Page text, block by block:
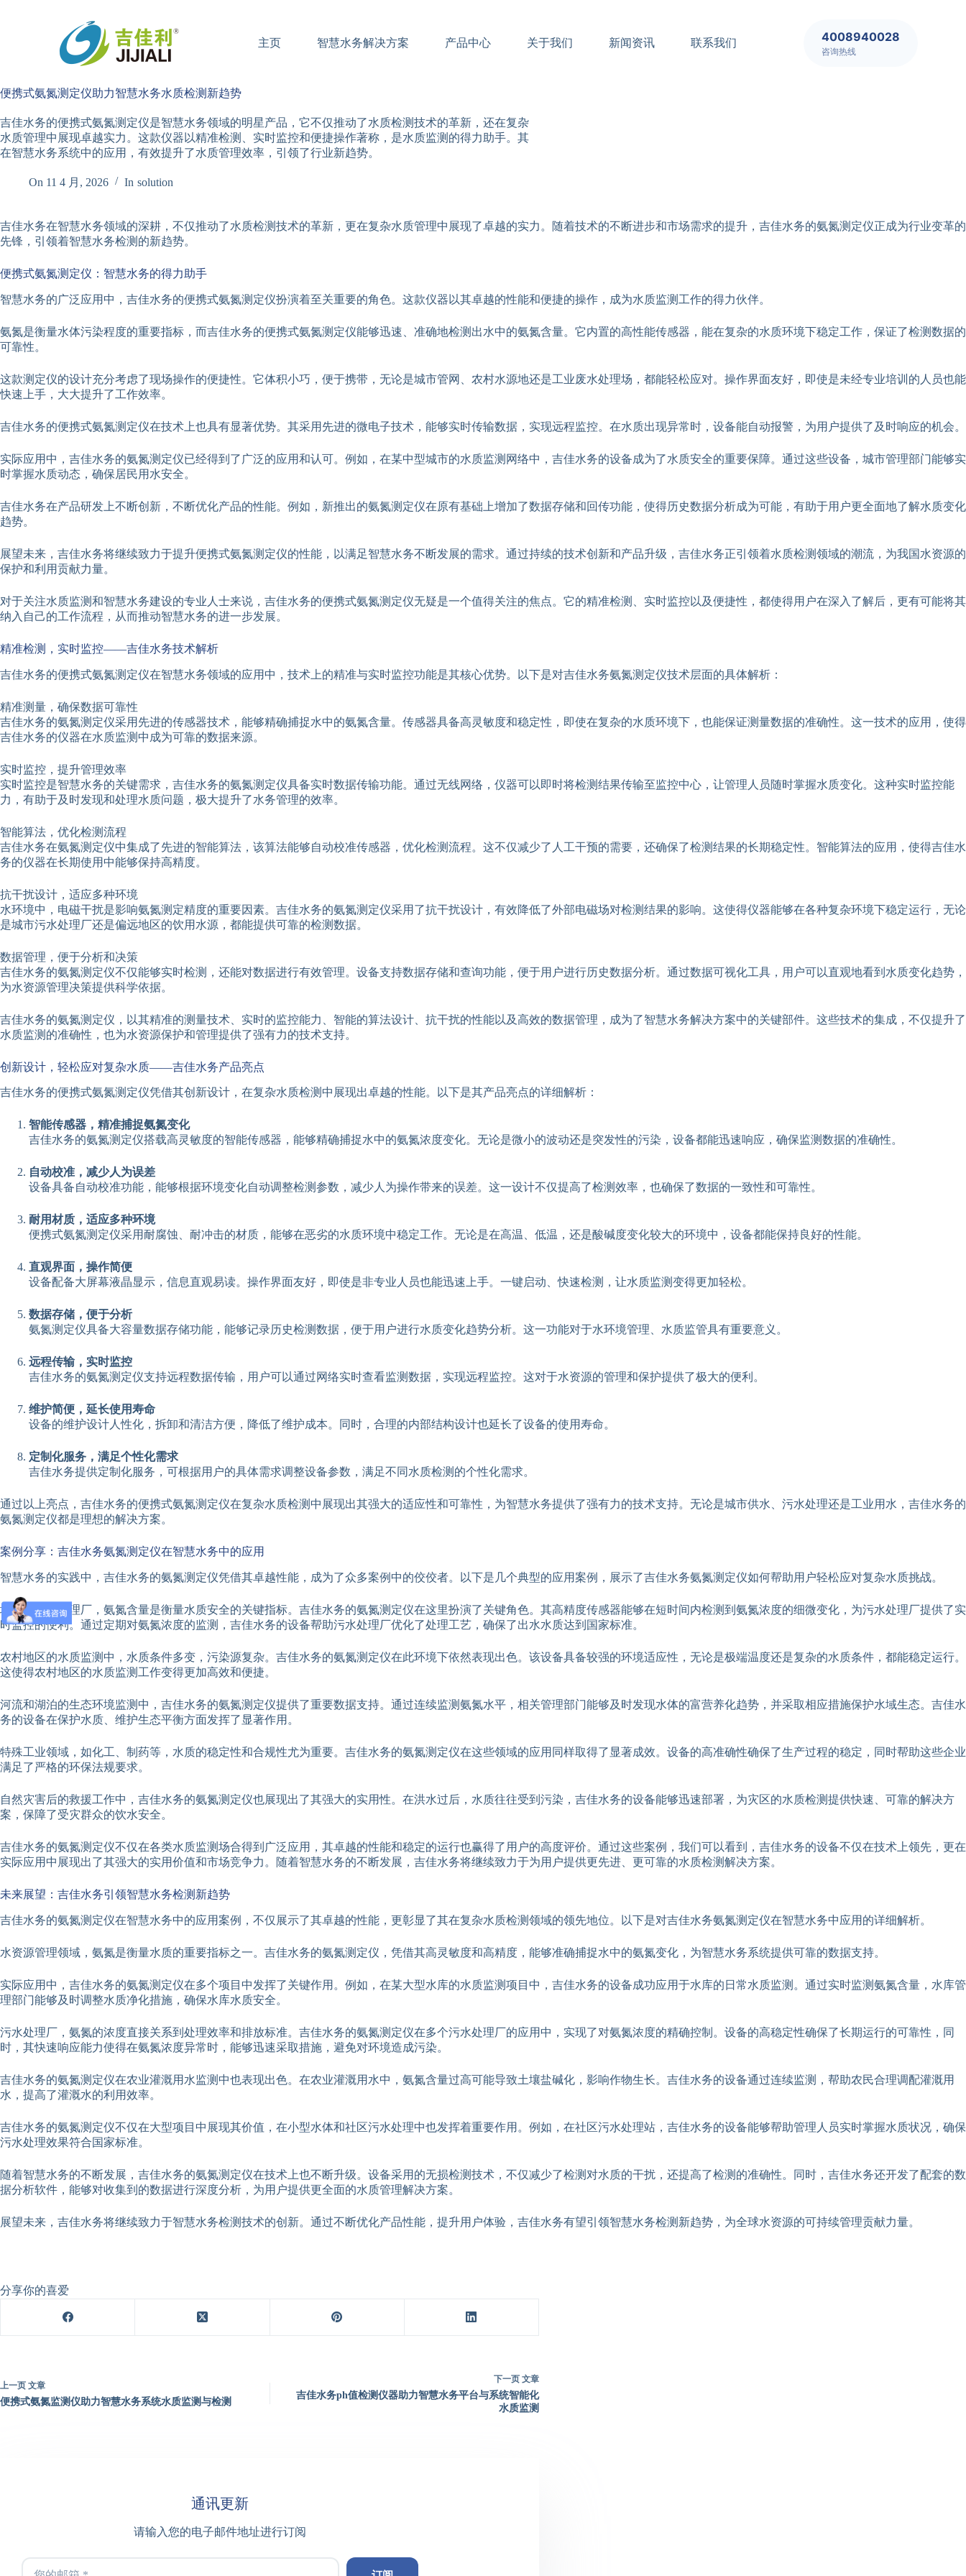
主页 智慧水务解决方案 产品中心 关于我们 新闻资讯 联系我们 4008940028
咨询热线
便携式氨氮测定仪助力智慧水务水质检测新趋势
吉佳水务的便携式氨氮测定仪是智慧水务领域的明星产品，它不仅推动了水质检测技术的革新，还在复杂
水质管理中展现卓越实力。这款仪器以精准检测、实时监控和便捷操作著称，是水质监测的得力助手。其
在智慧水务系统中的应用，有效提升了水质管理效率，引领了行业新趋势。
On 11 4 月, 2026 In solution
吉佳水务在智慧水务领域的深耕，不仅推动了水质检测技术的革新，更在复杂水质管理中展现了卓越的实力。随着技术的不断进步和市场需求的提升，吉佳水务的氨氮测定仪正成为行业变革的
先锋，引领着智慧水务检测的新趋势。
便携式氨氮测定仪：智慧水务的得力助手
智慧水务的广泛应用中，吉佳水务的便携式氨氮测定仪扮演着至关重要的角色。这款仪器以其卓越的性能和便捷的操作，成为水质监测工作的得力伙伴。
氨氮是衡量水体污染程度的重要指标，而吉佳水务的便携式氨氮测定仪能够迅速、准确地检测出水中的氨氮含量。它内置的高性能传感器，能在复杂的水质环境下稳定工作，保证了检测数据的
可靠性。
这款测定仪的设计充分考虑了现场操作的便捷性。它体积小巧，便于携带，无论是城市管网、农村水源地还是工业废水处理场，都能轻松应对。操作界面友好，即使是未经专业培训的人员也能
快速上手，大大提升了工作效率。
吉佳水务的便携式氨氮测定仪在技术上也具有显著优势。其采用先进的微电子技术，能够实时传输数据，实现远程监控。在水质出现异常时，设备能自动报警，为用户提供了及时响应的机会。
实际应用中，吉佳水务的氨氮测定仪已经得到了广泛的应用和认可。例如，在某中型城市的水质监测网络中，吉佳水务的设备成为了水质安全的重要保障。通过这些设备，城市管理部门能够实
时掌握水质动态，确保居民用水安全。
吉佳水务在产品研发上不断创新，不断优化产品的性能。例如，新推出的氨氮测定仪在原有基础上增加了数据存储和回传功能，使得历史数据分析成为可能，有助于用户更全面地了解水质变化
趋势。
展望未来，吉佳水务将继续致力于提升便携式氨氮测定仪的性能，以满足智慧水务不断发展的需求。通过持续的技术创新和产品升级，吉佳水务正引领着水质检测领域的潮流，为我国水资源的
保护和利用贡献力量。
对于关注水质监测和智慧水务建设的专业人士来说，吉佳水务的便携式氨氮测定仪无疑是一个值得关注的焦点。它的精准检测、实时监控以及便捷性，都使得用户在深入了解后，更有可能将其
纳入自己的工作流程，从而推动智慧水务的进一步发展。
精准检测，实时监控——吉佳水务技术解析
吉佳水务的便携式氨氮测定仪在智慧水务领域的应用中，技术上的精准与实时监控功能是其核心优势。以下是对吉佳水务氨氮测定仪技术层面的具体解析：
精准测量，确保数据可靠性
吉佳水务的氨氮测定仪采用先进的传感器技术，能够精确捕捉水中的氨氮含量。传感器具备高灵敏度和稳定性，即使在复杂的水质环境下，也能保证测量数据的准确性。这一技术的应用，使得
吉佳水务的仪器在水质监测中成为可靠的数据来源。
实时监控，提升管理效率
实时监控是智慧水务的关键需求，吉佳水务的氨氮测定仪具备实时数据传输功能。通过无线网络，仪器可以即时将检测结果传输至监控中心，让管理人员随时掌握水质变化。这种实时监控能
力，有助于及时发现和处理水质问题，极大提升了水务管理的效率。
智能算法，优化检测流程
吉佳水务在氨氮测定仪中集成了先进的智能算法，该算法能够自动校准传感器，优化检测流程。这不仅减少了人工干预的需要，还确保了检测结果的长期稳定性。智能算法的应用，使得吉佳水
务的仪器在长期使用中能够保持高精度。
抗干扰设计，适应多种环境
水环境中，电磁干扰是影响氨氮测定精度的重要因素。吉佳水务的氨氮测定仪采用了抗干扰设计，有效降低了外部电磁场对检测结果的影响。这使得仪器能够在各种复杂环境下稳定运行，无论
是城市污水处理厂还是偏远地区的饮用水源，都能提供可靠的检测数据。
数据管理，便于分析和决策
吉佳水务的氨氮测定仪不仅能够实时检测，还能对数据进行有效管理。设备支持数据存储和查询功能，便于用户进行历史数据分析。通过数据可视化工具，用户可以直观地看到水质变化趋势，
为水资源管理决策提供科学依据。
吉佳水务的氨氮测定仪，以其精准的测量技术、实时的监控能力、智能的算法设计、抗干扰的性能以及高效的数据管理，成为了智慧水务解决方案中的关键部件。这些技术的集成，不仅提升了
水质监测的准确性，也为水资源保护和管理提供了强有力的技术支持。
创新设计，轻松应对复杂水质——吉佳水务产品亮点
吉佳水务的便携式氨氮测定仪凭借其创新设计，在复杂水质检测中展现出卓越的性能。以下是其产品亮点的详细解析：
智能传感器，精准捕捉氨氮变化
吉佳水务的氨氮测定仪搭载高灵敏度的智能传感器，能够精确捕捉水中的氨氮浓度变化。无论是微小的波动还是突发性的污染，设备都能迅速响应，确保监测数据的准确性。
自动校准，减少人为误差
设备具备自动校准功能，能够根据环境变化自动调整检测参数，减少人为操作带来的误差。这一设计不仅提高了检测效率，也确保了数据的一致性和可靠性。
耐用材质，适应多种环境
便携式氨氮测定仪采用耐腐蚀、耐冲击的材质，能够在恶劣的水质环境中稳定工作。无论是在高温、低温，还是酸碱度变化较大的环境中，设备都能保持良好的性能。
直观界面，操作简便
设备配备大屏幕液晶显示，信息直观易读。操作界面友好，即使是非专业人员也能迅速上手。一键启动、快速检测，让水质监测变得更加轻松。
数据存储，便于分析
氨氮测定仪具备大容量数据存储功能，能够记录历史检测数据，便于用户进行水质变化趋势分析。这一功能对于水环境管理、水质监管具有重要意义。
远程传输，实时监控
吉佳水务的氨氮测定仪支持远程数据传输，用户可以通过网络实时查看监测数据，实现远程监控。这对于水资源的管理和保护提供了极大的便利。
维护简便，延长使用寿命
设备的维护设计人性化，拆卸和清洁方便，降低了维护成本。同时，合理的内部结构设计也延长了设备的使用寿命。
定制化服务，满足个性化需求
吉佳水务提供定制化服务，可根据用户的具体需求调整设备参数，满足不同水质检测的个性化需求。
通过以上亮点，吉佳水务的便携式氨氮测定仪在复杂水质检测中展现出其强大的适应性和可靠性，为智慧水务提供了强有力的技术支持。无论是城市供水、污水处理还是工业用水，吉佳水务的
氨氮测定仪都是理想的解决方案。
案例分享：吉佳水务氨氮测定仪在智慧水务中的应用
智慧水务的实践中，吉佳水务的氨氮测定仪凭借其卓越性能，成为了众多案例中的佼佼者。以下是几个典型的应用案例，展示了吉佳水务氨氮测定仪如何帮助用户轻松应对复杂水质挑战。
城市的污水处理厂，氨氮含量是衡量水质安全的关键指标。吉佳水务的氨氮测定仪在这里扮演了关键角色。其高精度传感器能够在短时间内检测到氨氮浓度的细微变化，为污水处理厂提供了实
时监控的便利。通过定期对氨氮浓度的监测，吉佳水务的设备帮助污水处理厂优化了处理工艺，确保了出水水质达到国家标准。
农村地区的水质监测中，水质条件多变，污染源复杂。吉佳水务的氨氮测定仪在此环境下依然表现出色。该设备具备较强的环境适应性，无论是极端温度还是复杂的水质条件，都能稳定运行。
这使得农村地区的水质监测工作变得更加高效和便捷。
河流和湖泊的生态环境监测中，吉佳水务的氨氮测定仪提供了重要数据支持。通过连续监测氨氮水平，相关管理部门能够及时发现水体的富营养化趋势，并采取相应措施保护水域生态。吉佳水
务的设备在保护水质、维护生态平衡方面发挥了显著作用。
特殊工业领域，如化工、制药等，水质的稳定性和合规性尤为重要。吉佳水务的氨氮测定仪在这些领域的应用同样取得了显著成效。设备的高准确性确保了生产过程的稳定，同时帮助这些企业
满足了严格的环保法规要求。
自然灾害后的救援工作中，吉佳水务的氨氮测定仪也展现出了其强大的实用性。在洪水过后，水质往往受到污染，吉佳水务的设备能够迅速部署，为灾区的水质检测提供快速、可靠的解决方
案，保障了受灾群众的饮水安全。
吉佳水务的氨氮测定仪不仅在各类水质监测场合得到广泛应用，其卓越的性能和稳定的运行也赢得了用户的高度评价。通过这些案例，我们可以看到，吉佳水务的设备不仅在技术上领先，更在
实际应用中展现出了其强大的实用价值和市场竞争力。随着智慧水务的不断发展，吉佳水务将继续致力于为用户提供更先进、更可靠的水质检测解决方案。
未来展望：吉佳水务引领智慧水务检测新趋势
吉佳水务的氨氮测定仪在智慧水务中的应用案例，不仅展示了其卓越的性能，更彰显了其在复杂水质检测领域的领先地位。以下是对吉佳水务氨氮测定仪在智慧水务中应用的详细解析。
水资源管理领域，氨氮是衡量水质的重要指标之一。吉佳水务的氨氮测定仪，凭借其高灵敏度和高精度，能够准确捕捉水中的氨氮变化，为智慧水务系统提供可靠的数据支持。
实际应用中，吉佳水务的氨氮测定仪在多个项目中发挥了关键作用。例如，在某大型水库的水质监测项目中，吉佳水务的设备成功应用于水库的日常水质监测。通过实时监测氨氮含量，水库管
理部门能够及时调整水质净化措施，确保水库水质安全。
污水处理厂，氨氮的浓度直接关系到处理效率和排放标准。吉佳水务的氨氮测定仪在多个污水处理厂的应用中，实现了对氨氮浓度的精确控制。设备的高稳定性确保了长期运行的可靠性，同
时，其快速响应能力使得在氨氮浓度异常时，能够迅速采取措施，避免对环境造成污染。
吉佳水务的氨氮测定仪在农业灌溉用水监测中也表现出色。在农业灌溉用水中，氨氮含量过高可能导致土壤盐碱化，影响作物生长。吉佳水务的设备通过连续监测，帮助农民合理调配灌溉用
水，提高了灌溉水的利用效率。
吉佳水务的氨氮测定仪不仅在大型项目中展现其价值，在小型水体和社区污水处理中也发挥着重要作用。例如，在社区污水处理站，吉佳水务的设备能够帮助管理人员实时掌握水质状况，确保
污水处理效果符合国家标准。
随着智慧水务的不断发展，吉佳水务的氨氮测定仪在技术上也不断升级。设备采用的无损检测技术，不仅减少了检测对水质的干扰，还提高了检测的准确性。同时，吉佳水务还开发了配套的数
据分析软件，能够对收集到的数据进行深度分析，为用户提供更全面的水质管理解决方案。
展望未来，吉佳水务将继续致力于智慧水务检测技术的创新。通过不断优化产品性能，提升用户体验，吉佳水务有望引领智慧水务检测新趋势，为全球水资源的可持续管理贡献力量。
分享你的喜爱
上一页 文章
便携式氨氮监测仪助力智慧水务系统水质监测与检测
下一页 文章
吉佳水务ph值检测仪器助力智慧水务平台与系统智能化
水质监测
通讯更新
请输入您的电子邮件地址进行订阅